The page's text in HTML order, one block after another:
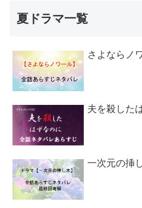
夏ドラマ一覧
さよならノ
夫を殺した
一次元の挿